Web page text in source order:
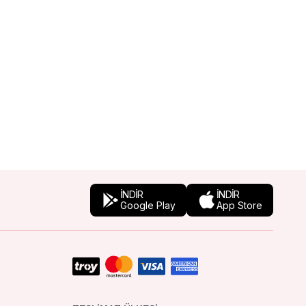
İNDİR
Google Play
İNDİR
App Store